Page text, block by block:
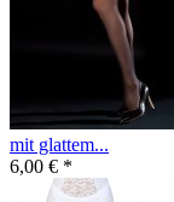
mit glattem...
6,00 € *